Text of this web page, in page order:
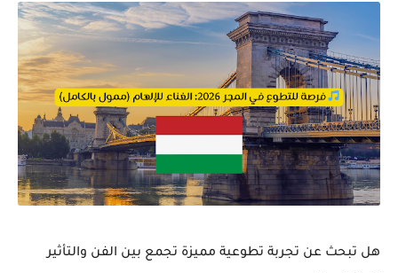
هل تبحث عن تجربة تطوعية مميزة تجمع بين الفن والتأثير